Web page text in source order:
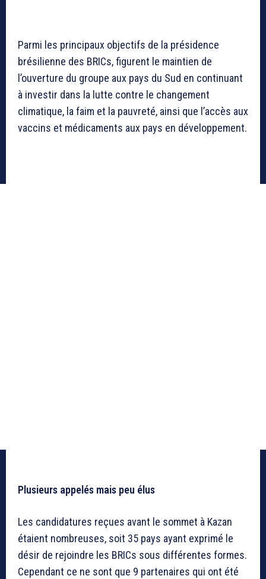
Parmi les principaux objectifs de la présidence
brésilienne des BRICs, figurent le maintien de
l’ouverture du groupe aux pays du Sud en continuant
à investir dans la lutte contre le changement
climatique, la faim et la pauvreté, ainsi que l’accès aux
vaccins et médicaments aux pays en développement.
Plusieurs appelés mais peu élus
Les candidatures reçues avant le sommet à Kazan
étaient nombreuses, soit 35 pays ayant exprimé le
désir de rejoindre les BRICs sous différentes formes.
Cependant ce ne sont que 9 partenaires qui ont été